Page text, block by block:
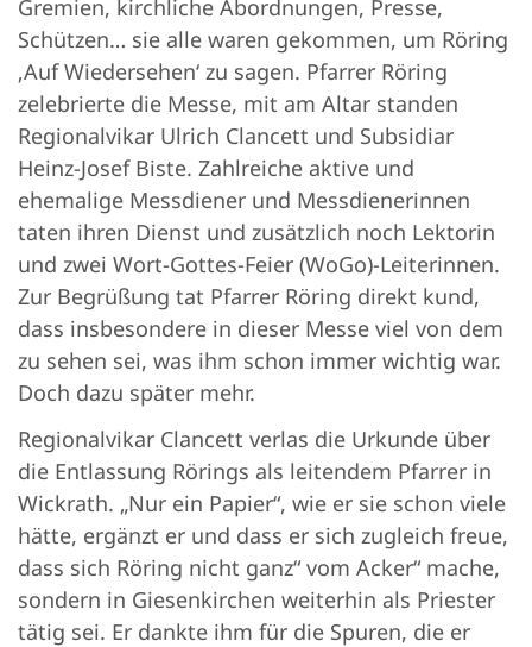
Gremien, kirchliche Abordnungen, Presse,
Schützen… sie alle waren gekommen, um Röring
‚Auf Wiedersehen‘ zu sagen. Pfarrer Röring
zelebrierte die Messe, mit am Altar standen
Regionalvikar Ulrich Clancett und Subsidiar
Heinz-Josef Biste. Zahlreiche aktive und
ehemalige Messdiener und Messdienerinnen
taten ihren Dienst und zusätzlich noch Lektorin
und zwei Wort-Gottes-Feier (WoGo)-Leiterinnen.
Zur Begrüßung tat Pfarrer Röring direkt kund,
dass insbesondere in dieser Messe viel von dem
zu sehen sei, was ihm schon immer wichtig war.
Doch dazu später mehr.
Regionalvikar Clancett verlas die Urkunde über
die Entlassung Rörings als leitendem Pfarrer in
Wickrath. „Nur ein Papier“, wie er sie schon viele
hätte, ergänzt er und dass er sich zugleich freue,
dass sich Röring nicht ganz“ vom Acker“ mache,
sondern in Giesenkirchen weiterhin als Priester
tätig sei. Er dankte ihm für die Spuren, die er